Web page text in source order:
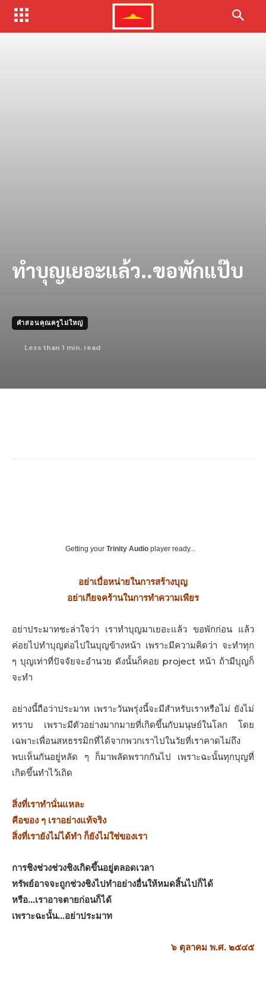
ทําบุญเยอะแล้ว..ขอพักแป๊บ
คำสอนคุณครูไม่ใหญ่
Less than 1 min. read
Getting your Trinity Audio player ready...
อย่าเบื่อหน่ายในการสร้างบุญ
อย่าเกียจคร้านในการทําความเพียร
อย่าประมาทชะล่าใจว่า เราทําบุญมาเยอะแล้ว ขอพักก่อน แล้ว
ค่อยไปทําบุญต่อไปในบุญข้างหน้า เพราะมีความคิดว่า จะทําทุก
ๆ บุญเท่าที่ปัจจัยจะอํานวย ดังนั้นก็คอย project หน้า ถ้ามีบุญก็
จะทํา
อย่างนี้ถือว่าประมาท เพราะวันพรุ่งนี้จะมีสําหรับเราหรือไม่ ยังไม่
ทราบ เพราะมีตัวอย่างมากมายที่เกิดขึ้นกับมนุษย์ในโลก โดย
เฉพาะเพื่อนสหธรรมิกที่ได้จากพวกเราไปในวัยที่เราคาดไม่ถึง
พบเห็นกันอยู่หลัด ๆ ก็มาพลัดพรากกันไป เพราะฉะนั้นทุกบุญที่
เกิดขึ้นทําไว้เถิด
สิ่งที่เราทํานั่นแหละ
คือของ ๆ เราอย่างแท้จริง
สิ่งที่เรายังไม่ได้ทํา ก็ยังไม่ใช่ของเรา
การชิงช่วงช่วงชิงเกิดขึ้นอยู่ตลอดเวลา
ทรัพย์อาจจะถูกช่วงชิงไปทําอย่างอื่นให้หมดสิ้นไปก็ได้
หรือ…เราอาจตายก่อนก็ได้
เพราะฉะนั้น…อย่าประมาท
๖ ตุลาคม พ.ศ. ๒๕๔๕